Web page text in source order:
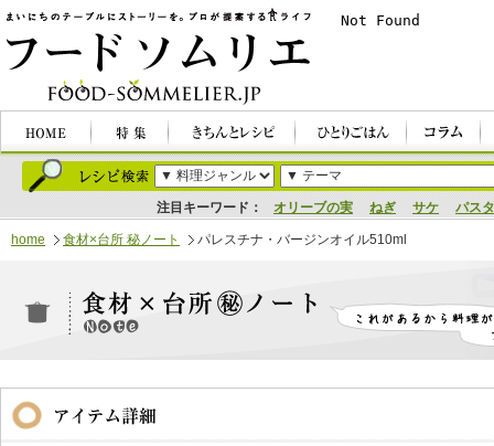
注目キーワード： オリーブの実 ねぎ サケ パスタ
home 食材×台所 秘ノート パレスチナ・バージンオイル510ml